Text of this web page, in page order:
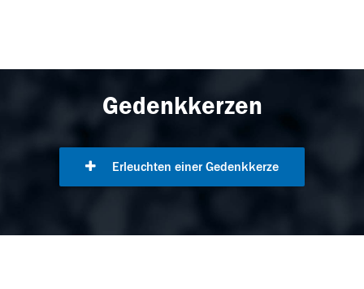
Gedenkkerzen
Erleuchten einer Gedenkkerze